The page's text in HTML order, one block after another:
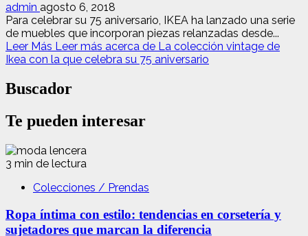
admin agosto 6, 2018
Para celebrar su 75 aniversario, IKEA ha lanzado una serie
de muebles que incorporan piezas relanzadas desde...
Leer Más Leer más acerca de La colección vintage de
Ikea con la que celebra su 75 aniversario
Buscador
Te pueden interesar
3 min de lectura
Colecciones / Prendas
Ropa íntima con estilo: tendencias en corsetería y
sujetadores que marcan la diferencia